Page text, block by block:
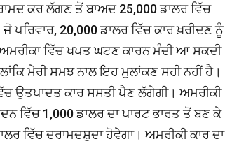
ਕਰ ਲੱਗਣ ਤੋਂ ਬਾਅਦ 25,000 ਡਾਲਰ ਵਿੱਚ
ਪਰਿਵਾਰ, 20,000 ਡਾਲਰ ਵਿੱਚ ਕਾਰ ਖ਼ਰੀਦਣ ਨੂੰ
ਵਿੱਚ ਖਪਤ ਘਟਣ ਕਾਰਨ ਮੰਦੀ ਆ ਸਕਦੀ
ਮੇਰੀ ਸਮਝ ਨਾਲ ਇਹ ਮੁਲਾਂਕਣ ਸਹੀ ਨਹੀਂ ਹੈ।
ਉਤਪਾਦਤ ਕਾਰ ਸਸਤੀ ਪੈਣ ਲੱਗੇਗੀ। ਅਮਰੀਕੀ
ਵਿੱਚ 1,000 ਡਾਲਰ ਦਾ ਪਾਰਟ ਭਾਰਤ ਤੋਂ ਬਣ ਕੇ
ਵਿੱਚ ਦਰਾਮਦਸ਼ੁਦਾ ਹੋਵੇਗਾ। ਅਮਰੀਕੀ ਕਾਰ ਦਾ